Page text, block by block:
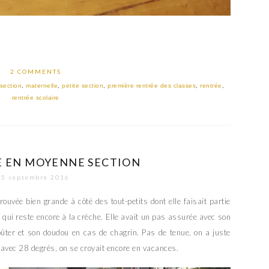
2 COMMENTS
, maternelle, petite section, première rentrée des classes, rentrée ,
rentrée scolaire
EN MOYENNE SECTION
5 septembre 2016
bien grande à côté des tout-petits dont elle faisait partie
reste encore à la crèche. Elle avait un pas assurée avec son
et son doudou en cas de chagrin. Pas de tenue, on a juste
28 degrés, on se croyait encore en vacances.